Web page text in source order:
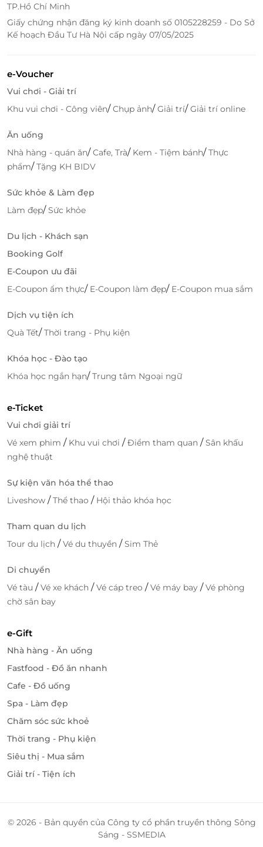
TP.Hồ Chí Minh
Giấy chứng nhận đăng ký kinh doanh số 0105228259 - Do Sở
Kế hoạch Đầu Tư Hà Nội cấp ngày 07/05/2025
e-Voucher
Vui chơi - Giải trí
Khu vui chơi - Công viên/Chụp ảnh/Giải trí/Giải trí online
Ăn uống
Nhà hàng - quán ăn/Cafe, Trà/ Kem - Tiệm bánh/Thực
phẩm/Tặng KH BIDV
Sức khỏe & Làm đẹp
Làm đẹp/Sức khỏe
Du lịch - Khách sạn
Booking Golf
E-Coupon ưu đãi
E-Coupon ẩm thực/ E-Coupon làm đẹp/ E-Coupon mua sắm
Dịch vụ tiện ích
Quà Tết/Thời trang - Phụ kiện
Khóa học - Đào tạo
Khóa học ngắn hạn/Trung tâm Ngoại ngữ
e-Ticket
Vui chơi giải trí
Vé xem phim / Khu vui chơi /Điểm tham quan /Sân khấu
nghệ thuật
Sự kiện văn hóa thể thao
Liveshow /Thể thao / Hội thảo khóa học
Tham quan du lịch
Tour du lịch /Vé du thuyền /Sim Thẻ
Di chuyển
Vé tàu /Vé xe khách /Vé cáp treo /Vé máy bay /Vé phòng
chờ sân bay
e-Gift
Nhà hàng - Ăn uống
Fastfood - Đồ ăn nhanh
Cafe - Đồ uống
Spa - Làm đẹp
Chăm sóc sức khoẻ
Thời trang - Phụ kiện
Siêu thị - Mua sắm
Giải trí - Tiện ích
© 2026 - Bản quyền của Công ty cổ phần truyền thông Sông
Sáng - SSMEDIA